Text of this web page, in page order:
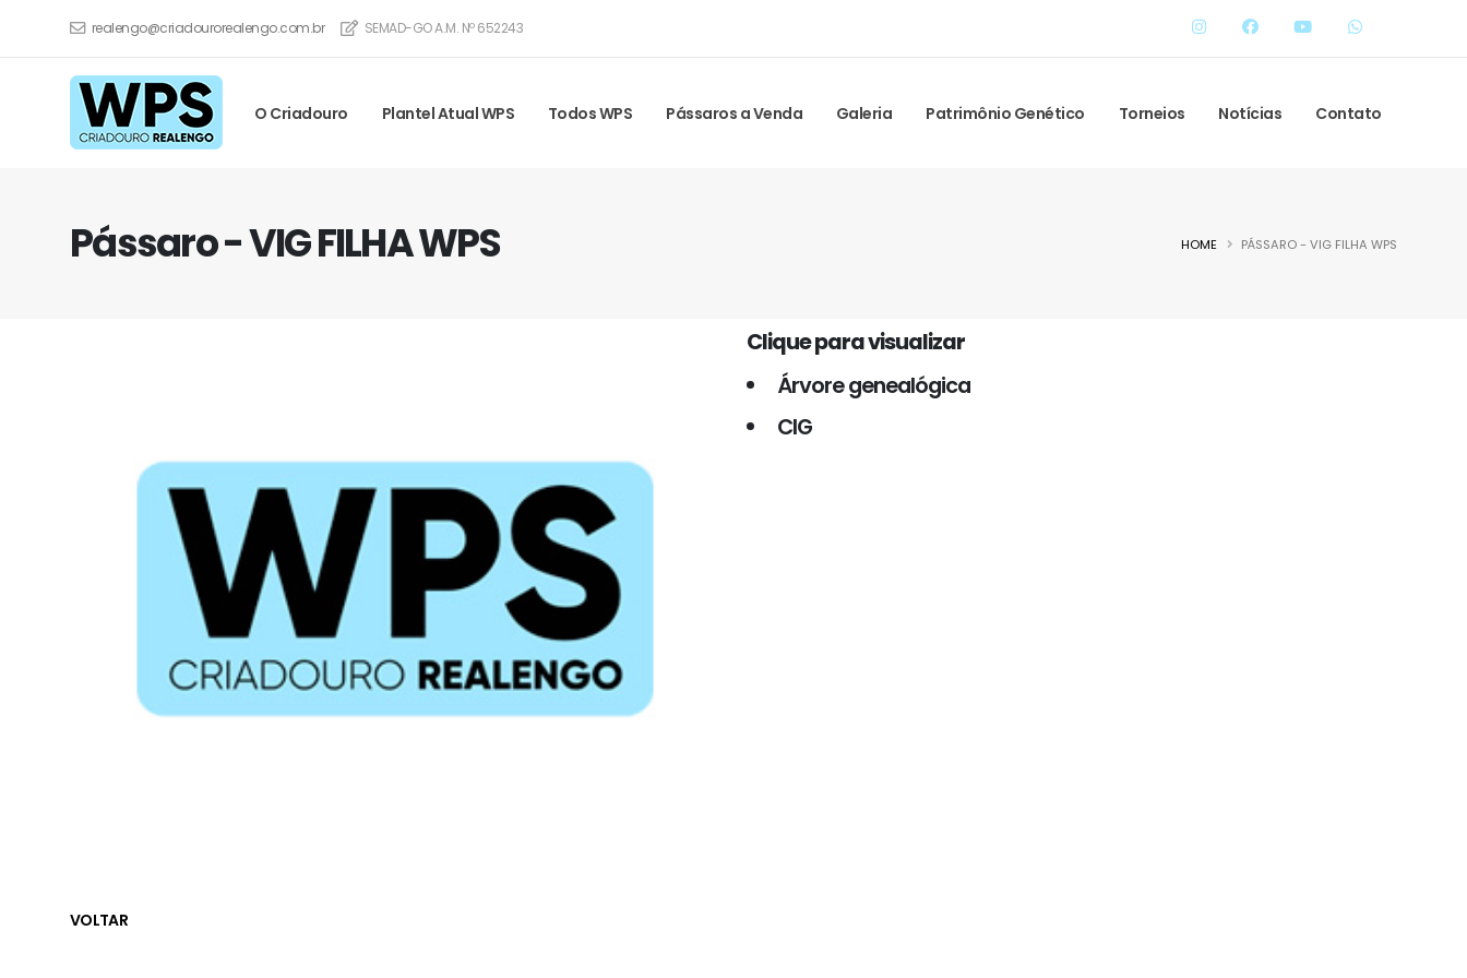
realengo@criadourorealengo.com.br SEMAD-GO A.M. Nº 652243
O Criadouro Plantel Atual WPS Todos WPS Pássaros a Venda Galeria Patrimônio Genético Torneios Notícias Contato
Pássaro - VIG FILHA WPS HOME PÁSSARO - VIG FILHA WPS
Clique para visualizar
Árvore genealógica
CIG
VOLTAR